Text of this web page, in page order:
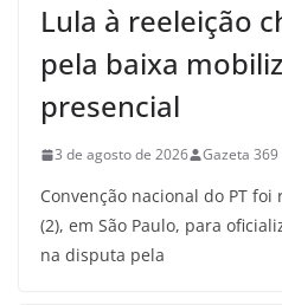
Lula à reeleição
pela baixa
presencial
3 de agosto de 2026 Gazeta 369
Convenção nacional do PT
(2), em São Paulo, para
na disputa pela